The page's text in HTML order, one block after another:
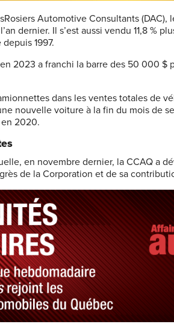
Automotive Consultants
dernier. Il s’est aussi vendu 11,8 %
1997.
2023 a franchi la barre des 50 000 $
dans les ventes totales de
nouvelle voiture à la fin du mois de
2020.
en novembre dernier, la CCAQ a
de la Corporation et de sa